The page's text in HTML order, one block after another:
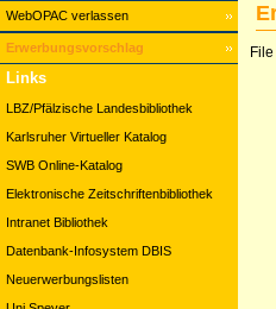
WebOPAC verlassen
Erwerbungsvorschlag
Links
LBZ/Pfälzische Landesbibliothek
Karlsruher Virtueller Katalog
SWB Online-Katalog
Elektronische Zeitschriftenbibliothek
Intranet Bibliothek
Datenbank-Infosystem DBIS
Neuerwerbungslisten